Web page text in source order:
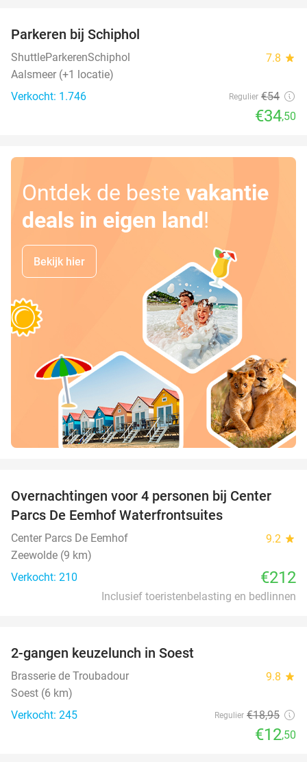
Parkeren bij Schiphol
ShuttleParkerenSchiphol 7.8 star
Aalsmeer (+1 locatie)
Verkocht: 1.746
Regulier €54
€34,50
Ontdek de beste vakantie
deals in eigen land!
Bekijk hier
Overnachtingen voor 4 personen bij Center
Parcs De Eemhof Waterfrontsuites
Center Parcs De Eemhof 9.2 star
Zeewolde (9 km)
Verkocht: 210
€212
Inclusief toeristenbelasting en bedlinnen
2-gangen keuzelunch in Soest
Brasserie de Troubadour 9.8 star
Soest (6 km)
Verkocht: 245
Regulier €18,95
€12,50